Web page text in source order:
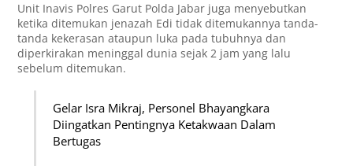
Unit Inavis Polres Garut Polda Jabar juga menyebutkan
ketika ditemukan jenazah Edi tidak ditemukannya tanda-
tanda kekerasan ataupun luka pada tubuhnya dan
diperkirakan meninggal dunia sejak 2 jam yang lalu
sebelum ditemukan.
Gelar Isra Mikraj, Personel Bhayangkara
Diingatkan Pentingnya Ketakwaan Dalam
Bertugas